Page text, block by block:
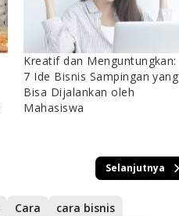
Kreatif dan Menguntungkan:
7 Ide Bisnis Sampingan yang
Bisa Dijalankan oleh
Mahasiswa
Selanjutnya
Cara
cara bisnis